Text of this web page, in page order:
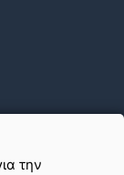
την